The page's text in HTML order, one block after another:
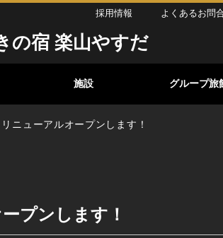
採用情報 よくあるお問
の宿 楽山やすだ
施設 グループ旅
ニューアルオープンします！
プンします！